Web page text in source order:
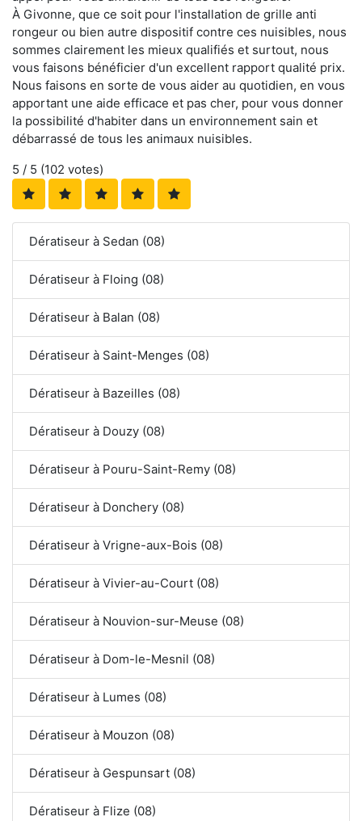
À Givonne, que ce soit pour l'installation de grille anti
rongeur ou bien autre dispositif contre ces nuisibles, nous
sommes clairement les mieux qualifiés et surtout, nous
vous faisons bénéficier d'un excellent rapport qualité prix.
Nous faisons en sorte de vous aider au quotidien, en vous
apportant une aide efficace et pas cher, pour vous donner
la possibilité d'habiter dans un environnement sain et
débarrassé de tous les animaux nuisibles.
5 / 5 (102 votes)
Dératiseur à Sedan (08)
Dératiseur à Floing (08)
Dératiseur à Balan (08)
Dératiseur à Saint-Menges (08)
Dératiseur à Bazeilles (08)
Dératiseur à Douzy (08)
Dératiseur à Pouru-Saint-Remy (08)
Dératiseur à Donchery (08)
Dératiseur à Vrigne-aux-Bois (08)
Dératiseur à Vivier-au-Court (08)
Dératiseur à Nouvion-sur-Meuse (08)
Dératiseur à Dom-le-Mesnil (08)
Dératiseur à Lumes (08)
Dératiseur à Mouzon (08)
Dératiseur à Gespunsart (08)
Dératiseur à Flize (08)